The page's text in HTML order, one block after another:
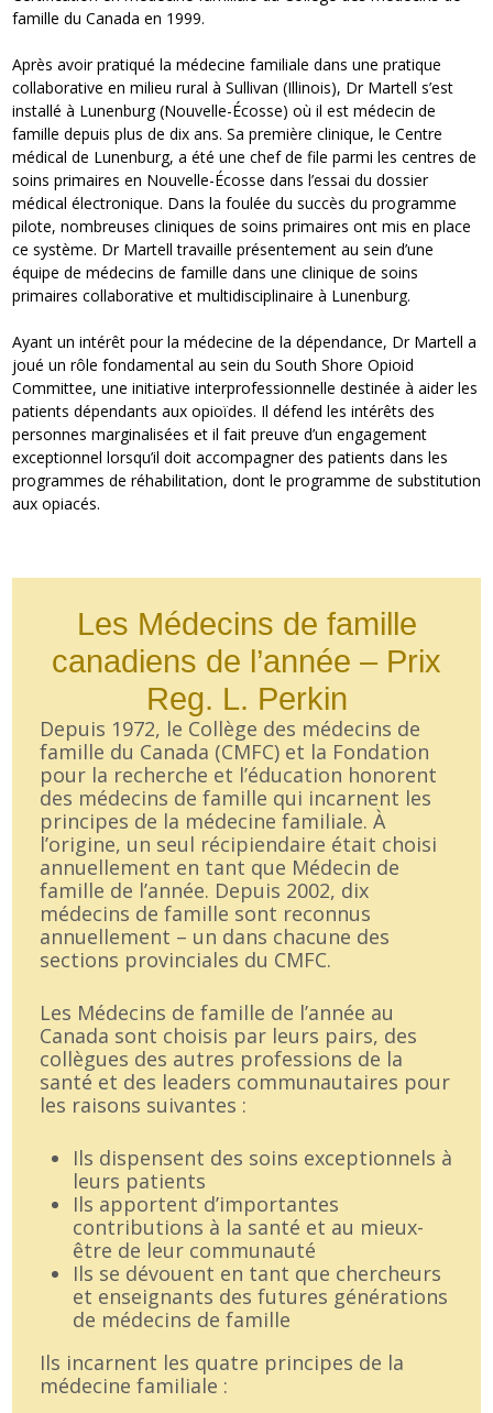
famille du Canada en 1999.
Après avoir pratiqué la médecine familiale dans une pratique
collaborative en milieu rural à Sullivan (Illinois), Dr Martell s’est
installé à Lunenburg (Nouvelle-Écosse) où il est médecin de
famille depuis plus de dix ans. Sa première clinique, le Centre
médical de Lunenburg, a été une chef de file parmi les centres de
soins primaires en Nouvelle-Écosse dans l’essai du dossier
médical électronique. Dans la foulée du succès du programme
pilote, nombreuses cliniques de soins primaires ont mis en place
ce système. Dr Martell travaille présentement au sein d’une
équipe de médecins de famille dans une clinique de soins
primaires collaborative et multidisciplinaire à Lunenburg.
Ayant un intérêt pour la médecine de la dépendance, Dr Martell a
joué un rôle fondamental au sein du South Shore Opioid
Committee, une initiative interprofessionnelle destinée à aider les
patients dépendants aux opioïdes. Il défend les intérêts des
personnes marginalisées et il fait preuve d’un engagement
exceptionnel lorsqu’il doit accompagner des patients dans les
programmes de réhabilitation, dont le programme de substitution
aux opiacés.
Les Médecins de famille
canadiens de l’année – Prix
Reg. L. Perkin
Depuis 1972, le Collège des médecins de
famille du Canada (CMFC) et la Fondation
pour la recherche et l’éducation honorent
des médecins de famille qui incarnent les
principes de la médecine familiale. À
l’origine, un seul récipiendaire était choisi
annuellement en tant que Médecin de
famille de l’année. Depuis 2002, dix
médecins de famille sont reconnus
annuellement – un dans chacune des
sections provinciales du CMFC.
Les Médecins de famille de l’année au
Canada sont choisis par leurs pairs, des
collègues des autres professions de la
santé et des leaders communautaires pour
les raisons suivantes :
Ils dispensent des soins exceptionnels à
leurs patients
Ils apportent d’importantes
contributions à la santé et au mieux-
être de leur communauté
Ils se dévouent en tant que chercheurs
et enseignants des futures générations
de médecins de famille
Ils incarnent les quatre principes de la
médecine familiale :